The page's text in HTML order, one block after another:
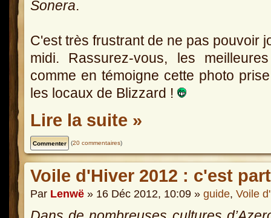
Sonera.
C'est très frustrant de ne pas pouvoir
midi. Rassurez-vous, les
comme en témoigne cette photo
les locaux de Blizzard !
Lire la suite »
(20 commentaires)
Voile d'Hiver 2012 : c'est
Par Lenwë » 16 Déc 2012, 10:09 » guide, Voile